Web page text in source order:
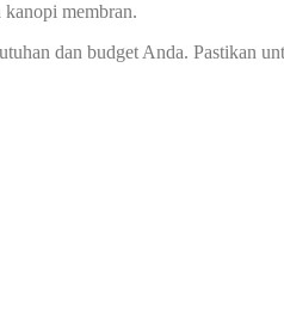
membran.
dan budget Anda. Pastikan